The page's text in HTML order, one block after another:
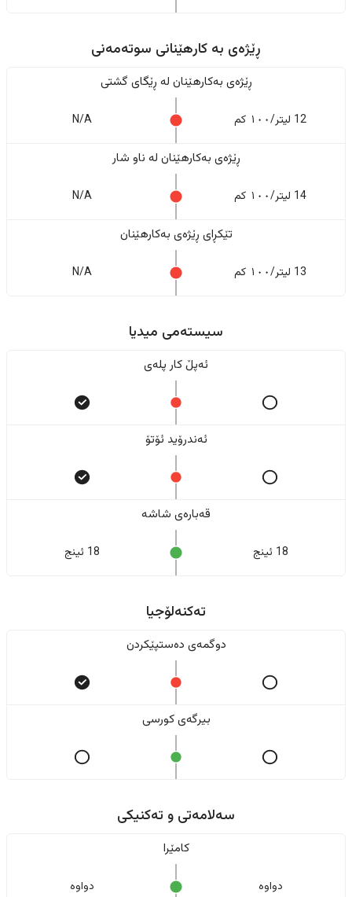
ڕێژەى به کارهێنانی سوتەمەنی
ڕێژەى بەکارهێنان له ڕێگای گشتی
12 لیتر/١٠٠ کم N/A
ڕێژەى بەکارهێنان له ناو شار
14 لیتر/١٠٠ کم N/A
تێکڕای ڕێژەى بەکارهێنان
13 لیتر/١٠٠ کم N/A
سیستەمی میدیا
ئەپڵ کار پلەی
ئەندرۆید ئۆتۆ
قەبارەی شاشە
18 ئینج 18 ئینج
تەکنەلۆجیا
دوگمەی دەستپێکردن
بیرگەی کورسی
سەلامەتی و تەکنیکی
کامێرا
دواوە دواوە